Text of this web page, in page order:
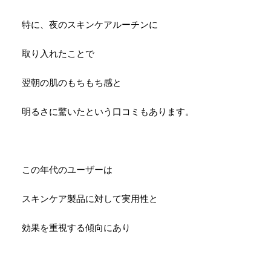
特に、夜のスキンケアルーチンに
取り入れたことで
翌朝の肌のもちもち感と
明るさに驚いたという口コミもあります。
この年代のユーザーは
スキンケア製品に対して実用性と
効果を重視する傾向にあり